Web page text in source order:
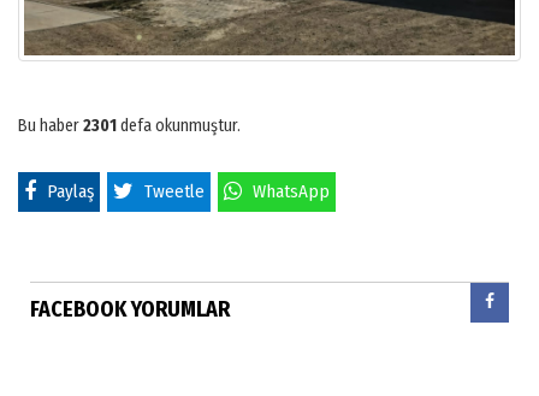
Bu haber2301defa okunmuştur.
Paylaş Tweetle WhatsApp
FACEBOOK YORUMLAR